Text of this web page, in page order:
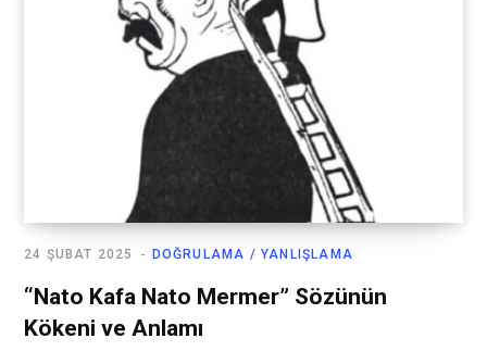
DOĞRULAMA / YANLIŞLAMA
24 ŞUBAT 2025
“Nato Kafa Nato Mermer” Sözünün
Kökeni ve Anlamı